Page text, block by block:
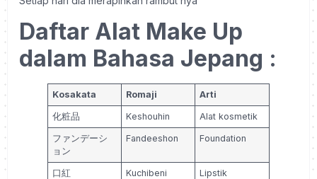
Daftar Alat Make Up
dalam Bahasa Jepang :
Kosakata Romaji Arti
化粧品 Keshouhin Alat kosmetik
ファンデーシ
ョン
Fandeeshon Foundation
口紅 Kuchibeni Lipstik